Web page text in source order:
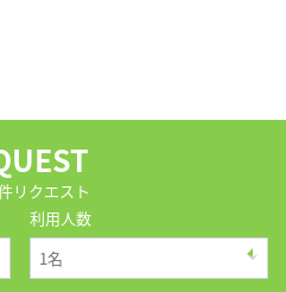
リクエスト
利用人数